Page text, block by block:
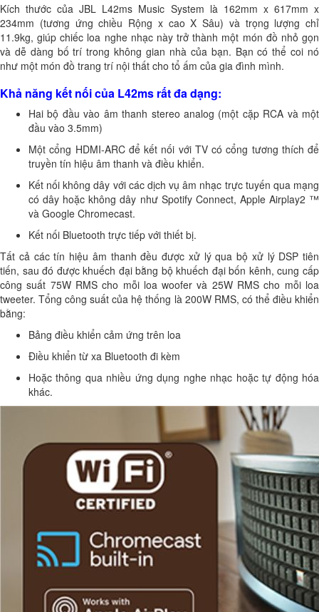
Kích thước của JBL L42ms Music System là 162mm x 617mm x
234mm (tương ứng chiều Rộng x cao X Sâu) và trọng lượng chỉ
11.9kg, giúp chiếc loa nghe nhạc này trở thành một món đồ nhỏ gọn
và dễ dàng bố trí trong không gian nhà của bạn. Bạn có thể coi nó
như một món đồ trang trí nội thất cho tổ ấm của gia đình mình.
Khả năng kết nối của L42ms rất đa dạng:
Hai bộ đầu vào âm thanh stereo analog (một cặp RCA và một
đầu vào 3.5mm)
Một cổng HDMI-ARC để kết nối với TV có cổng tương thích để
truyền tín hiệu âm thanh và điều khiển.
Kết nối không dây với các dịch vụ âm nhạc trực tuyến qua mạng
có dây hoặc không dây như Spotify Connect, Apple Airplay2 ™
và Google Chromecast.
Kết nối Bluetooth trực tiếp với thiết bị.
Tất cả các tín hiệu âm thanh đều được xử lý qua bộ xử lý DSP tiên
tiến, sau đó được khuếch đại bằng bộ khuếch đại bốn kênh, cung cấp
công suất 75W RMS cho mỗi loa woofer và 25W RMS cho mỗi loa
tweeter. Tổng công suất của hệ thống là 200W RMS, có thể điều khiển
bằng:
Bảng điều khiển cảm ứng trên loa
Điều khiển từ xa Bluetooth đi kèm
Hoặc thông qua nhiều ứng dụng nghe nhạc hoặc tự động hóa
khác.